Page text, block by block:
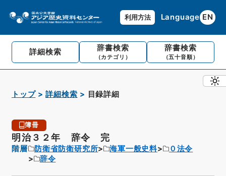
利用方法 Language EN
詳細検索 辞書検索
（カテゴリ）
辞書検索
（五十音順）
トップ 詳細検索 目録詳細
簿冊
明治３２年 辞令 完
階層 防衛省防衛研究所 海軍一般史料
０法令
辞令